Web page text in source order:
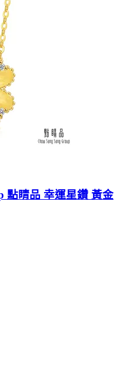
點睛品 幸運星鑽 黃金